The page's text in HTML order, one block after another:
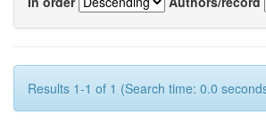
Results 1-1 of 1 (Search time: 0.0